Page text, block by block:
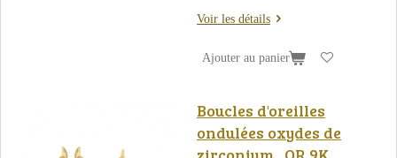
Voir les détails
Ajouter au panier
Boucles d'oreilles
ondulées oxydes de